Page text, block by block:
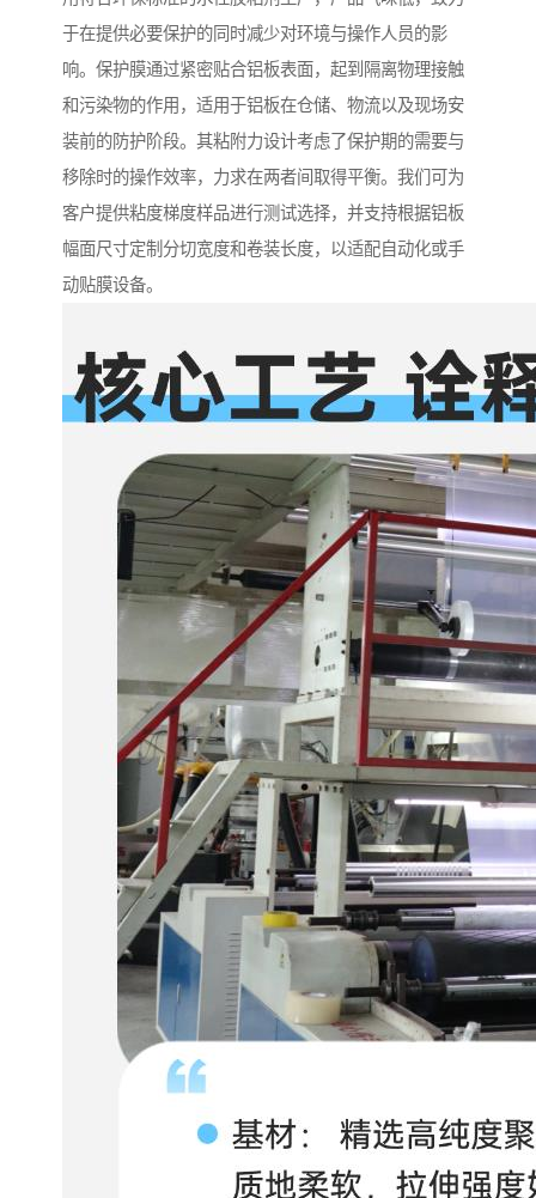
于在提供必要保护的同时减少对环境与操作人员的影
响。保护膜通过紧密贴合铝板表面，起到隔离物理接触
和污染物的作用，适用于铝板在仓储、物流以及现场安
装前的防护阶段。其粘附力设计考虑了保护期的需要与
移除时的操作效率，力求在两者间取得平衡。我们可为
客户提供粘度梯度样品进行测试选择，并支持根据铝板
幅面尺寸定制分切宽度和卷装长度，以适配自动化或手
动贴膜设备。